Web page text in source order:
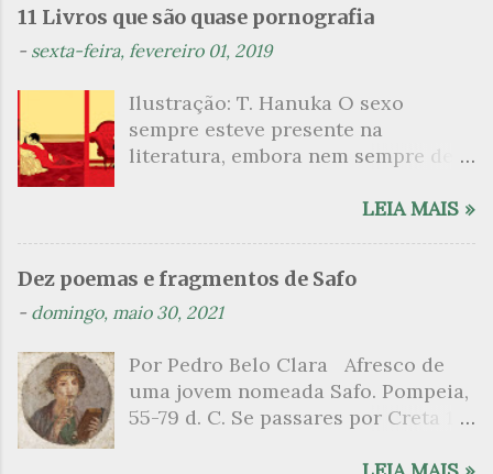
n
t
i
o
11 Livros que são quase pornografia
- sexta-feira, fevereiro 01, 2019
Ilustração: T. Hanuka O sexo
sempre esteve presente na
literatura, embora nem sempre de
que mergulharam em sua própria
psicanalítico e findaram por revelar
a partir dessa intimidade o lado
apresenta um conjunto de livros
nos quais os escritores se
desnudam, livros que dispensam o
LEIA MAIS »
Dez poemas e fragmentos de Safo
- domingo, maio 30, 2021
Por Pedro Belo Clara Afresco de
uma jovem nomeada Safo. Pompeia,
55-79 d. C. Se passares por Creta 1